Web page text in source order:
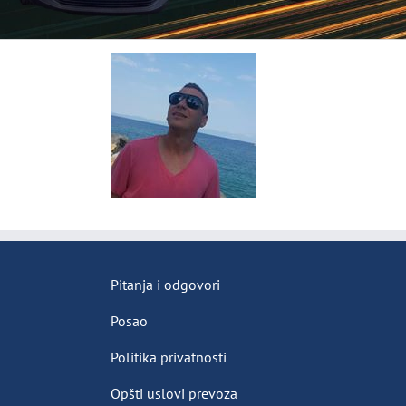
Pitanja i odgovori
Posao
Politika privatnosti
Opšti uslovi prevoza